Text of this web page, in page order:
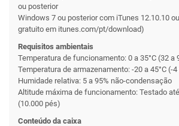
ou posterior
Windows 7 ou posterior com iTunes 12.10.10
gratuito em itunes.com/pt/download)
Requisitos ambientais
Temperatura de funcionamento: 0 a 35°C (32 a
Temperatura de armazenamento: -20 a 45°C (-4
Humidade relativa: 5 a 95% não-condensação
Altitude máxima de funcionamento: Testado
(10.000 pés)
Conteúdo da caixa